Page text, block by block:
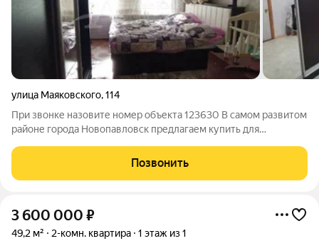
улица Маяковского,114
При звонке назовите номер объекта 123630 В самом развитом
районе города Новопавловск предлагаем купить для
ИНДИВИДУАЛЬНЫМ ОТОПЛЕНИЕМ. Общая площадь
квартиры 50 кв м. Прихожая просторная, санузел
Позвонить
3 600 000 ₽
49,2 м² 2-комн. квартира 1 этаж из 1